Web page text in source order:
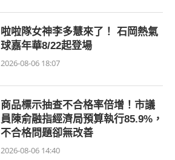
啦啦隊女神李多慧來了！ 石岡熱氣
球嘉年華8/22起登場
2026-08-06 18:07
商品標示抽查不合格率倍增！市議
員陳俞融指經濟局預算執行85.9%，
不合格問題卻無改善
2026-08-06 14:40